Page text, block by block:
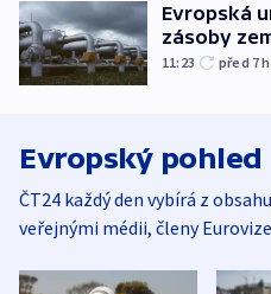
Evropská
zásoby
11:23 před 7h
Evropský pohled
ČT24 každý den vybírá z
veřejnými médii, členy